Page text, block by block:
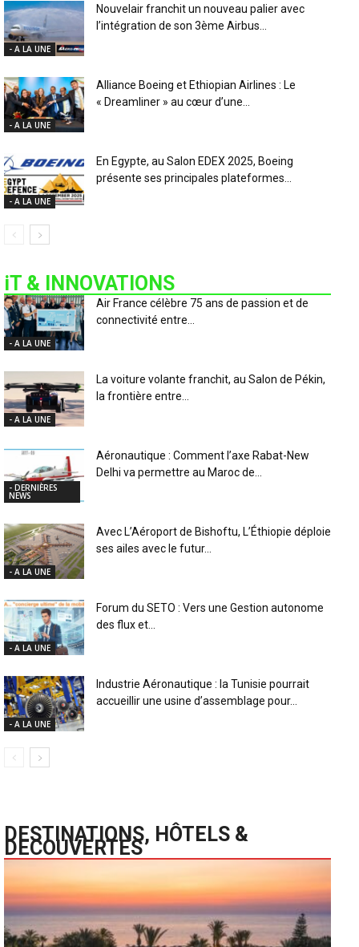
- A LA UNE
Nouvelair franchit un nouveau palier avec
l’intégration de son 3ème Airbus...
- A LA UNE
Alliance Boeing et Ethiopian Airlines : Le
« Dreamliner » au cœur d’une...
- A LA UNE
En Egypte, au Salon EDEX 2025, Boeing
présente ses principales plateformes...
iT & INNOVATIONS
- A LA UNE
Air France célèbre 75 ans de passion et de
connectivité entre...
- A LA UNE
La voiture volante franchit, au Salon de Pékin,
la frontière entre...
- DERNIÈRES
NEWS
Aéronautique : Comment l’axe Rabat-New
Delhi va permettre au Maroc de...
- A LA UNE
Avec L’Aéroport de Bishoftu, L’Éthiopie déploie
ses ailes avec le futur...
- A LA UNE
Forum du SETO : Vers une Gestion autonome
des flux et...
- A LA UNE
Industrie Aéronautique : la Tunisie pourrait
accueillir une usine d’assemblage pour...
DESTINATIONS, HÔTELS &
DECOUVERTES